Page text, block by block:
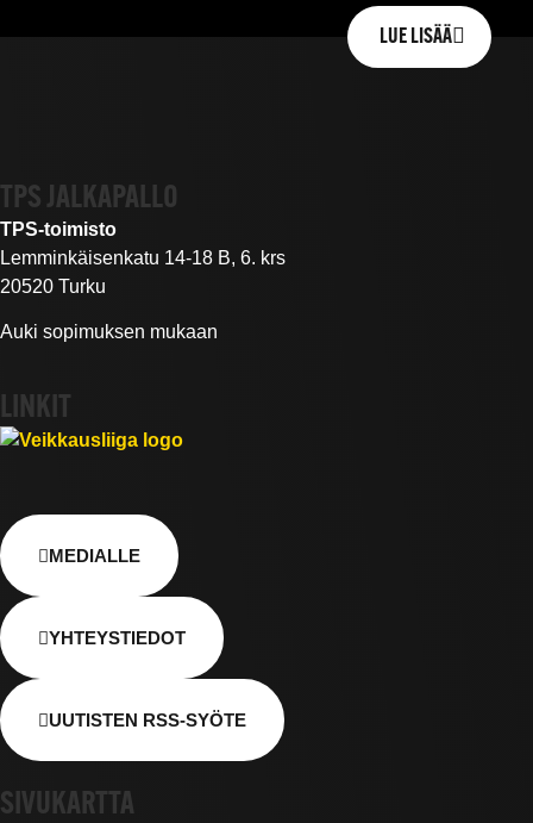
LUE LISÄÄ
TPS JALKAPALLO
TPS-toimisto
Lemminkäisenkatu 14-18 B, 6. krs
20520 Turku
Auki sopimuksen mukaan
LINKIT
MEDIALLE
YHTEYSTIEDOT
UUTISTEN RSS-SYÖTE
SIVUKARTTA